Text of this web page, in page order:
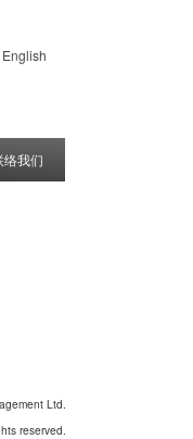
English
络我们
Ltd.
reserved.